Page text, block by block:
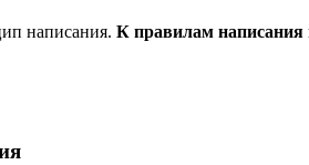
написания. К правилам написания